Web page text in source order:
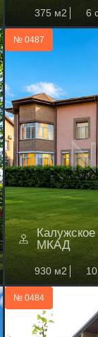
375 м2 6
№ 0487
МКАД
930 м2
№ 0484